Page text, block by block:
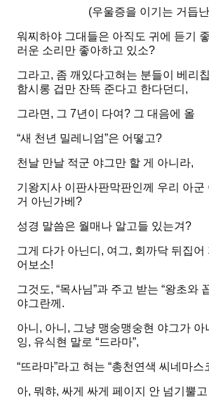
(우울증을 이기는 거듭
워찌하야 그대들은 아직도 귀에 듣기
러운 소리만 좋아하고 있소?
그라고, 좀 깨있다고혀는 분들이 베리
함시롱 겁만 잔뜩 준다고 한다던디,
그라면, 그 7년이 다여? 그 대음에 올
“새 천년 밀레니엄”은 어떻고?
천날 만날 적군 야그만 할 게 아니라,
기왕지사 이판사판막판인께 우리 아군
거 아닌가베?
성경 말씀은 월매나 알고들 있는겨?
그게 다가 아닌디, 여그, 회까닥 뒤집어
어보소!
그것도, “목사님”과 주고 받는 “왕초와
야그란께.
아니, 아니, 그냥 맹숭맹숭현 야그가 아
잉, 유식현 말로 “드라마”,
“뜨라마”라고 혀는 “총천연색 씨네마스
아, 뭐햐, 싸게 싸게 페이지 안 넘기뿔